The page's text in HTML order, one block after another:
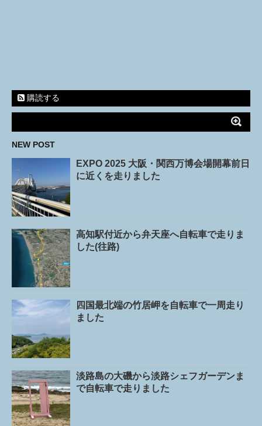
購読する
NEW POST
EXPO 2025 大阪・関西万博会場開幕前日
に近くを走りました
高知駅付近から弁天座へ自転車で走りま
した(往路)
四国最北端の竹居岬を自転車で一周走り
ました
淡路島の大磯から淡路シェフガーデンま
で自転車で走りました